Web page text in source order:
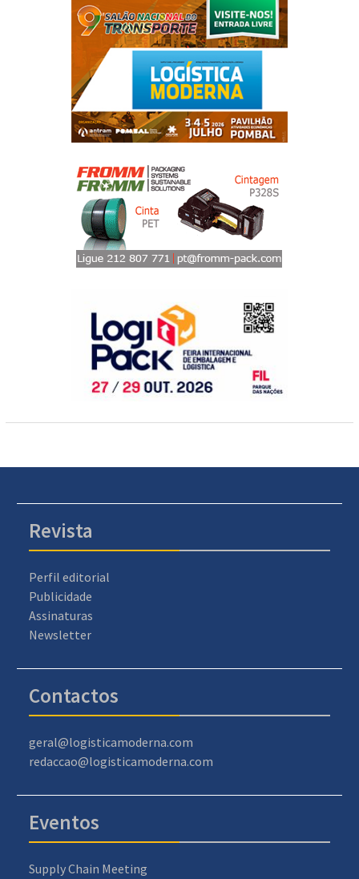
Revista
Perfil editorial
Publicidade
Assinaturas
Newsletter
Contactos
geral@logisticamoderna.com
redaccao@logisticamoderna.com
Eventos
Supply Chain Meeting